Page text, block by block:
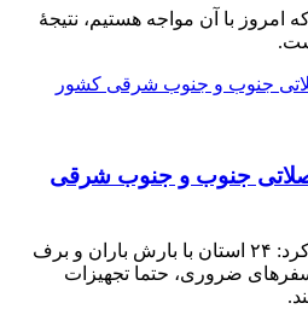
با آن مواجه هستیم، نتیجۀ
جنوب و جنوب شرقی
رییس پلیس راه کشور اعلام کرد: ۲۴ استان با بارش باران و برف
ضروری، حتما تجهیزات